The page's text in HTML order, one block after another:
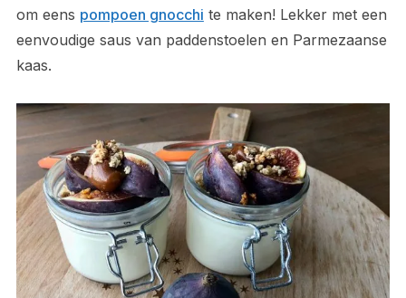
om eens pompoen gnocchi te maken! Lekker met een
eenvoudige saus van paddenstoelen en Parmezaanse
kaas.